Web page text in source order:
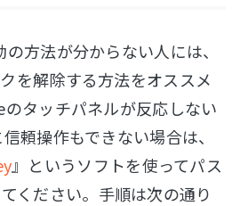
方法が分からない人には、
を解除する方法をオススメ
タッチパネルが反応しない
頼操作もできない場合は、
』というソフトを使ってパス
ください。手順は次の通り